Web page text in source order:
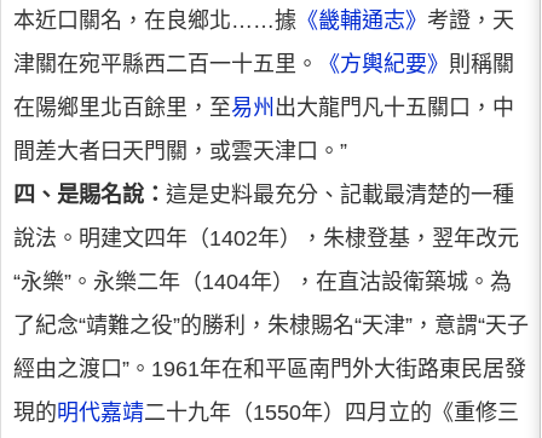
本近口關名，在良鄉北……據 《畿輔通志》 考證，天
津關在宛平縣西二百一十五里。
《方輿紀要》 則稱關
在陽鄉里北百餘里，至易州 出大龍門凡十五關口，中
間差大者曰天門關，或雲天津口。”
四、是賜名說： 這是史料最充分、記載最清楚的一種
說法。明建文四年（1402年），朱棣登基，翌年改元
“永樂”。永樂二年（1404年），在直沽設衛築城。為
了紀念“靖難之役”的勝利，朱棣賜名“天津”，意謂“天子
經由之渡口”。1961年在和平區南門外大街路東民居發
現的明代嘉靖二十九年（1550年）四月立的《重修三